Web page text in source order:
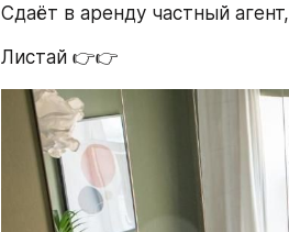
Сдаёт в аренду частный агент,
Листай 👉👉